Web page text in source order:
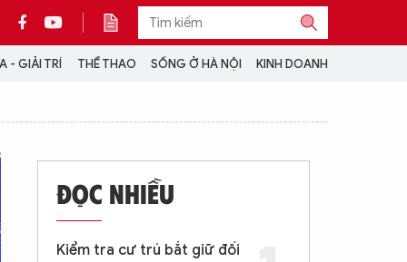
- GIẢI TRÍ THỂ THAO SỐNG Ở HÀ NỘI KINH DOANH
CỘNG TÁC VỚI ANTĐ
TRA CỨU XE
HOTLINE: 032 9907 579
ĐỌC NHIỀU
Kiểm tra cư trú bắt giữ đối